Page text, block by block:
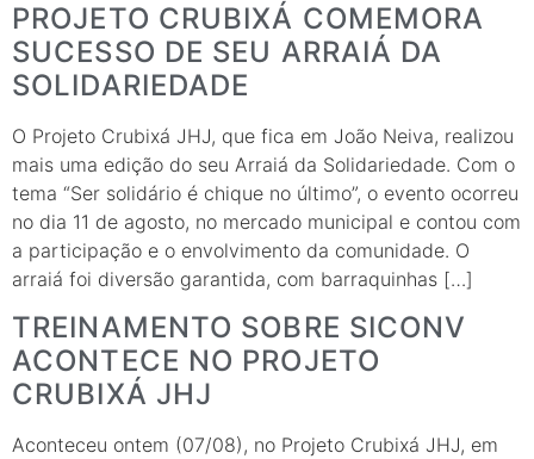
PROJETO CRUBIXÁ COMEMORA
SUCESSO DE SEU ARRAIÁ DA
SOLIDARIEDADE
O Projeto Crubixá JHJ, que fica em João Neiva, realizou
mais uma edição do seu Arraiá da Solidariedade. Com o
tema “Ser solidário é chique no último”, o evento ocorreu
no dia 11 de agosto, no mercado municipal e contou com
a participação e o envolvimento da comunidade. O
arraiá foi diversão garantida, com barraquinhas […]
TREINAMENTO SOBRE SICONV
ACONTECE NO PROJETO
CRUBIXÁ JHJ
Aconteceu ontem (07/08), no Projeto Crubixá JHJ, em